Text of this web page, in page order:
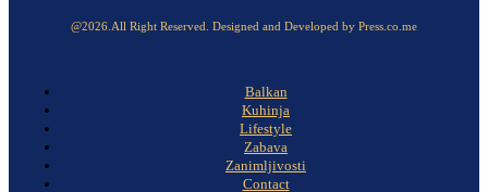
@2026.All Right Reserved. Designed and Developed by Press.co.me
Balkan
Kuhinja
Lifestyle
Zabava
Zanimljivosti
Contact